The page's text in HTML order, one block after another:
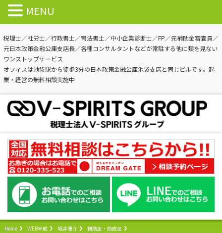
税理士／社労士／行政書士／司法書士／中小企業診断士／FP／元補助金審査員／
元日本政策金融公庫支店長／各種コンサルタントなどが常駐する他に類を見ない
ワンストップサービス
オフィスは池袋駅から徒歩3分の日本政策金融公庫池袋支店と同じビルです。起
業・経営の無料相談実施中
Home WEB全般 坂井優介
補助金・助成金
MENU